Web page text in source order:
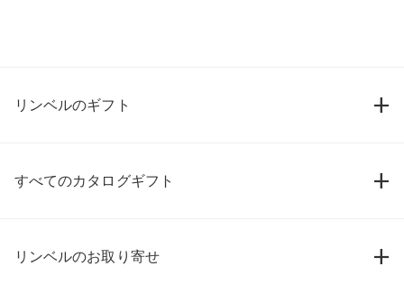
リンベルのギフト
すべてのカタログギフト
リンベルのお取り寄せ